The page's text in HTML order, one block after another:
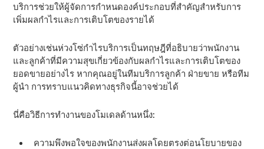
บริการช่วยให้ผู้จัดการกําหนดองค์ประกอบที่สําคัญสําหรับการ
เพิ่มผลกําไรและการเติบโตของรายได้
ตัวอย่างเช่นห่วงโซ่กําไรบริการเป็นทฤษฎีที่อธิบายว่าพนักงาน
และลูกค้าที่มีความสุขเกี่ยวข้องกับผลกําไรและการเติบโตของ
ยอดขายอย่างไร หากคุณอยู่ในทีมบริการลูกค้า ฝ่ายขาย หรือทีม
ผู้นํา การทราบแนวคิดทางธุรกิจนี้อาจช่วยได้
นี่คือวิธีการทํางานของโมเดลด้านหนึ่ง:
ความพึงพอใจของพนักงานส่งผลโดยตรงต่อนโยบายของ